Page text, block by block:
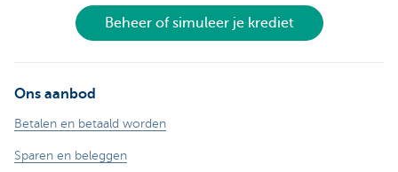
Beheer of simuleer je krediet
Ons aanbod
Betalen en betaald worden
Sparen en beleggen